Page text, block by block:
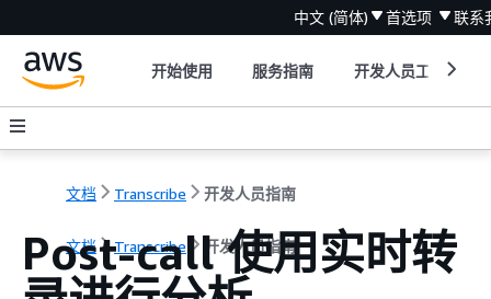
中文 (简体) 首选项 联系
开始使用 服务指南 开发人员工具
文档 Transcribe 开发人员指南
文档 Transcribe 开发人员指南
Post-call 使用实时转